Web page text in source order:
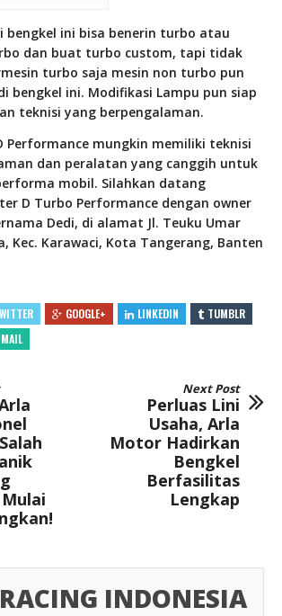
bengkel ini bisa benerin turbo atau
dan buat turbo custom, tapi tidak
turbo saja mesin non turbo pun
bengkel ini. Modifikasi Lampu pun siap
teknisi yang berpengalaman.
Performance mungkin memiliki teknisi
dan peralatan yang canggih untuk
mobil. Silahkan datang
D Turbo Performance dengan owner
Dedi, di alamat Jl. Teuku Umar
Kec. Karawaci, Kota Tangerang, Banten
GOOGLE+ LINKEDIN
TUMBLR
MAIL
Next Post
Perluas Lini
Usaha, Arla
Motor Hadirkan
Bengkel
Berfasilitas
Lengkap
RACING INDONESIA